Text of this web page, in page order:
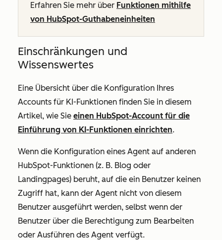
Erfahren Sie mehr über Funktionen mithilfe
von HubSpot-Guthabeneinheiten
Einschränkungen und
Wissenswertes
Eine Übersicht über die Konfiguration Ihres
Accounts für KI-Funktionen finden Sie in diesem
Artikel, wie Sie einen HubSpot-Account für die
Einführung von KI-Funktionen einrichten.
Wenn die Konfiguration eines Agent auf anderen
HubSpot-Funktionen (z. B. Blog oder
Landingpages) beruht, auf die ein Benutzer keinen
Zugriff hat, kann der Agent nicht von diesem
Benutzer ausgeführt werden, selbst wenn der
Benutzer über die Berechtigung zum Bearbeiten
oder Ausführen des Agent verfügt.